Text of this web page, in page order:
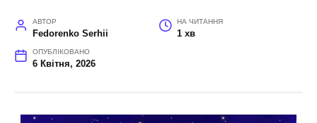
АВТОР
Fedorenko Serhii
НА ЧИТАННЯ
1 хв
ОПУБЛІКОВАНО
6 Квітня, 2026